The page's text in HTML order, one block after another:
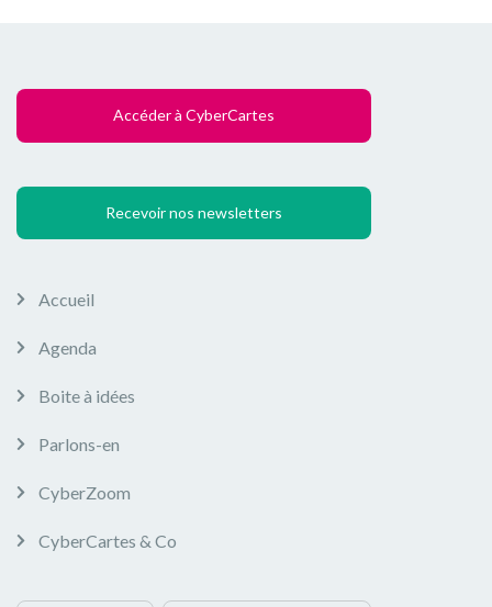
Accéder à CyberCartes
Recevoir nos newsletters
Accueil
Agenda
Boite à idées
Parlons-en
CyberZoom
CyberCartes & Co